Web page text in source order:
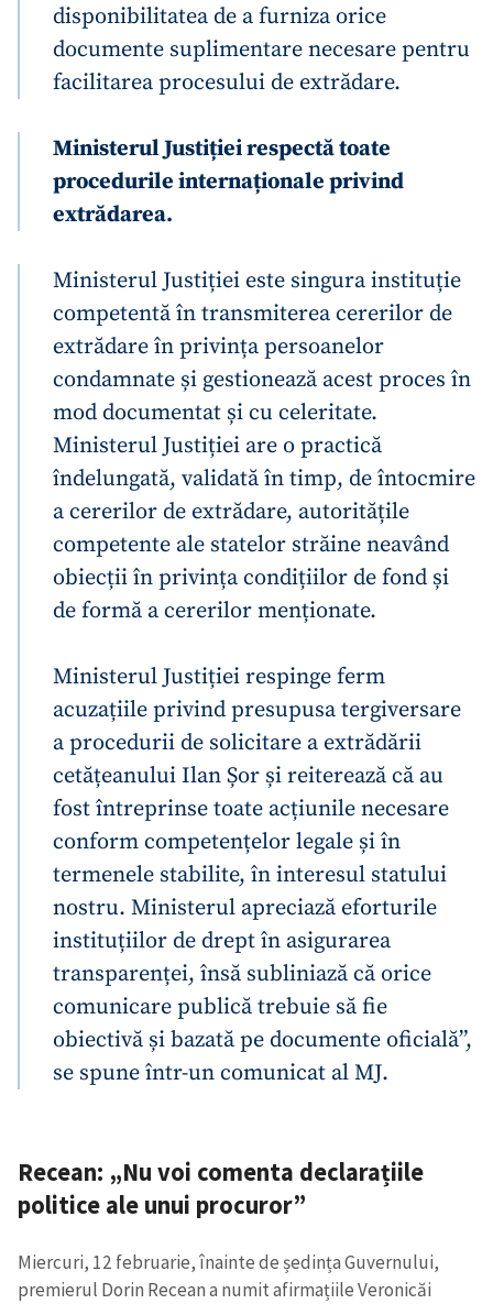
disponibilitatea de a furniza orice
documente suplimentare necesare pentru
facilitarea procesului de extrădare.
Ministerul Justiției respectă toate
procedurile internaționale privind
extrădarea.
Ministerul Justiției este singura instituție
competentă în transmiterea cererilor de
extrădare în privința persoanelor
condamnate și gestionează acest proces în
mod documentat și cu celeritate.
Ministerul Justiției are o practică
îndelungată, validată în timp, de întocmire
a cererilor de extrădare, autoritățile
competente ale statelor străine neavând
obiecții în privința condițiilor de fond și
de formă a cererilor menționate.
Ministerul Justiției respinge ferm
acuzațiile privind presupusa tergiversare
a procedurii de solicitare a extrădării
cetățeanului Ilan Șor și reiterează că au
fost întreprinse toate acțiunile necesare
conform competențelor legale și în
termenele stabilite, în interesul statului
nostru. Ministerul apreciază eforturile
instituțiilor de drept în asigurarea
transparenței, însă subliniază că orice
comunicare publică trebuie să fie
obiectivă și bazată pe documente oficială”,
se spune într-un comunicat al MJ.
Recean: „Nu voi comenta declarațiile
politice ale unui procuror”
Miercuri, 12 februarie, înainte de ședința Guvernului,
premierul Dorin Recean a numit afirmațiile Veronicăi
CONTACT SURSĂ
Sursă anonimă
+ Numele meu
Am citit și sunt de
acord cu politica de
confidențialitate.
TRIMITE ȘTIREA